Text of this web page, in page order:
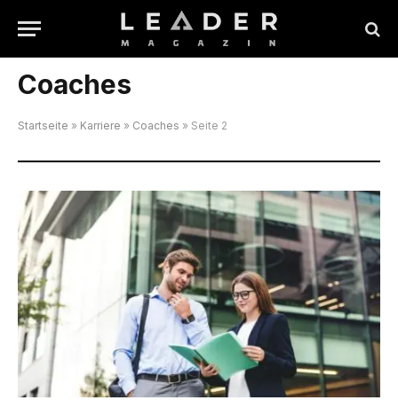
Coaches
Startseite » Karriere » Coaches » Seite 2